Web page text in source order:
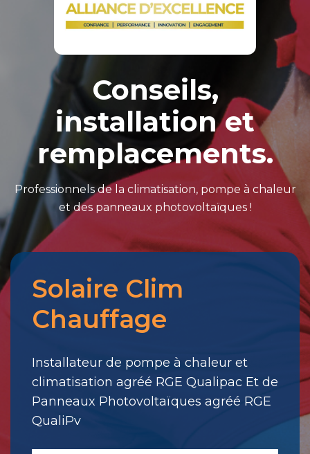
Conseils,
installation et
remplacements.
Professionnels de la climatisation, pompe à chaleur
et des panneaux photovoltaïques !
Merci
pour
votre
Il
a
été
envoyé.
Solaire Clim
Chauffage
Installateur de pompe à chaleur et
climatisation agréé RGE Qualipac Et de
Panneaux Photovoltaïques agréé RGE
QualiPv